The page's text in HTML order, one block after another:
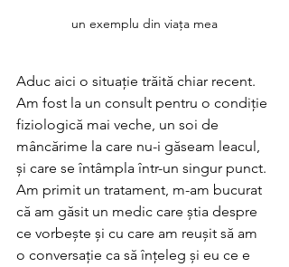
un exemplu din viața mea
Aduc aici o situație trăită chiar recent.
Am fost la un consult pentru o condiție
fiziologică mai veche, un soi de
mâncărime la care nu-i găseam leacul,
și care se întâmpla într-un singur punct.
Am primit un tratament, m-am bucurat
că am găsit un medic care știa despre
ce vorbește și cu care am reușit să am
o conversație ca să înțeleg și eu ce e